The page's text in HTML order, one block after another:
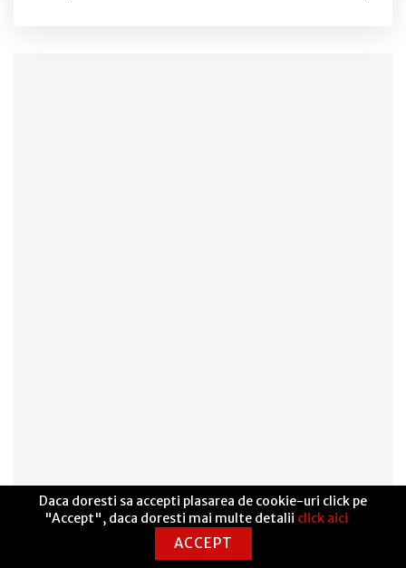
Daca doresti sa accepti plasarea de cookie-uri click pe
"Accept", daca doresti mai multe detalii click aici
ACCEPT